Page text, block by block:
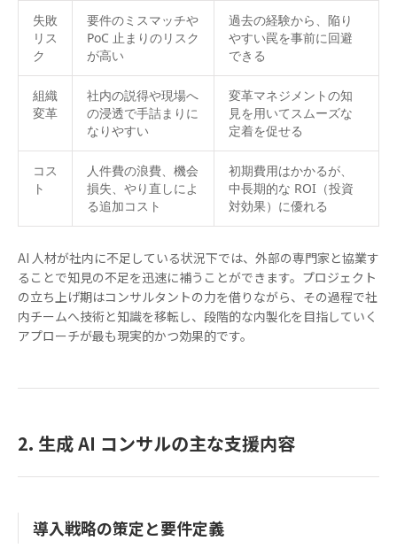
失敗
リス
ク
要件のミスマッチや
PoC 止まりのリスク
が高い
過去の経験から、陥り
やすい罠を事前に回避
できる
組織
変革
社内の説得や現場へ
の浸透で手詰まりに
なりやすい
変革マネジメントの知
見を用いてスムーズな
定着を促せる
コス
ト
人件費の浪費、機会
損失、やり直しによ
る追加コスト
初期費用はかかるが、
中長期的な ROI（投資
対効果）に優れる
AI 人材が社内に不足している状況下では、外部の専門家と協業す
ることで知見の不足を迅速に補うことができます。プロジェクト
の立ち上げ期はコンサルタントの力を借りながら、その過程で社
内チームへ技術と知識を移転し、段階的な内製化を目指していく
アプローチが最も現実的かつ効果的です。
2. 生成 AI コンサルの主な支援内容
導入戦略の策定と要件定義